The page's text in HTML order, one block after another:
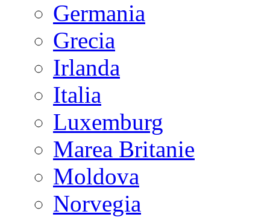
Germania
Grecia
Irlanda
Italia
Luxemburg
Marea Britanie
Moldova
Norvegia